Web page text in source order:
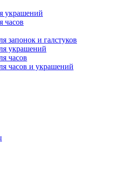
украшений
часов
запонок и галстуков
украшений
часов
часов и украшений